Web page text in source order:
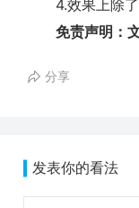
4.效果上除了
免责声明：
分享
发表你的看法